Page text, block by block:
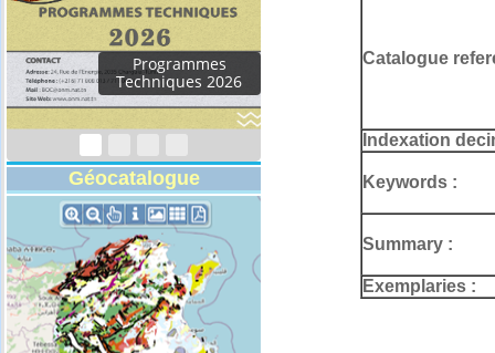
Rapport d'activités
2024
Géocatalogue
Catalogue
Indexation
Keywords :
Summary :
Exemplaries :